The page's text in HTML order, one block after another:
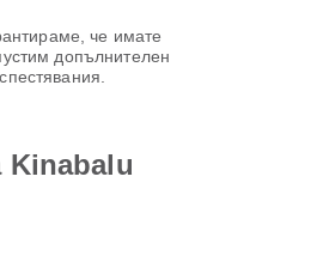
че имате
допълнителен
Kinabalu